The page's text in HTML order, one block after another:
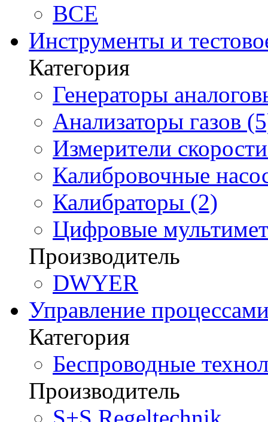
BCE
Инструменты и
Категория
Генераторы
Анализаторы газов
Измерители
Калибровочные
Калибраторы (2)
Цифровые
Производитель
DWYER
Управление
Категория
Беспроводные
Производитель